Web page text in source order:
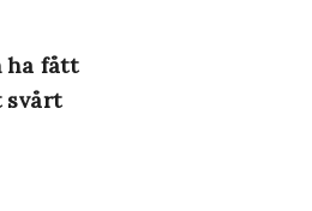
ha fått
svårt